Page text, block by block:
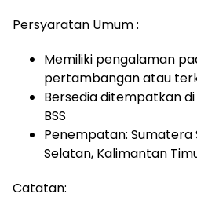
Persyaratan Umum :
Memiliki pengalaman
pertambangan atau
Bersedia ditempatkan
BSS
Penempatan: Sumatera
Selatan, Kalimantan
Catatan: